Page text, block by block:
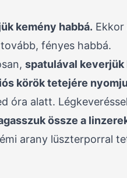
kemény habbá. Ekkor
fényes habbá.
spatulával keverjük
körök tetejére
óra alatt.
össze a
arany lüszterporral